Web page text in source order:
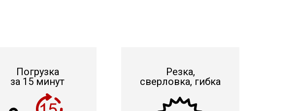
Погрузка
за 15 минут
Резка,
сверловка, гибка